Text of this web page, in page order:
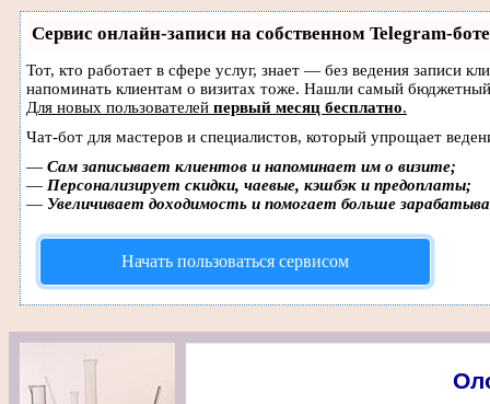
Сервис онлайн-записи на собственном Telegram-боте
Тот, кто работает в сфере услуг, знает — без ведения записи
напоминать клиентам о визитах тоже. Нашли самый
Для новых пользователей первый месяц бесплатно.
Чат-бот для мастеров и специалистов, который упрощает
— Сам записывает клиентов и напоминает им о визите;
— Персонализирует скидки, чаевые, кэшбэк и предоплаты;
— Увеличивает доходимость и помогает больше
Начать пользоваться сервисом